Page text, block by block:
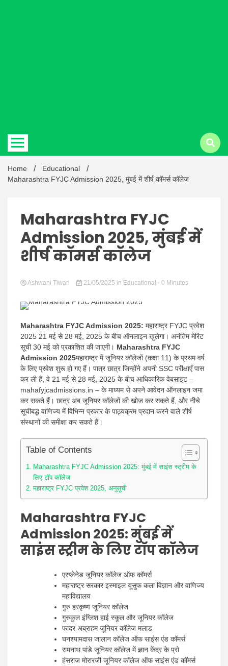
Latest
Hindi
News
Home
Educational
Maharashtra FYJC Admission 2025, मुंबई में शीर्ष कॉमर्स कॉलेज
Maharashtra FYJC
Admission 2025, मुंबई में
शीर्ष कॉमर्स कॉलेज
Ashwani Tiwari 21/05/2025 in Educational - 0 Minutes
Maharashtra FYJC Admission 2025: महाराष्ट्र FYJC प्रवेश
2025 21 मई से 28 मई, 2025 के बीच ऑनलाइन खुलेगा। अनंतिम मेरिट
सूची 30 मई को प्रकाशित की जाएगी। Maharashtra FYJC
Admission 2025महाराष्ट्र में जूनियर कॉलेजों (कक्षा 11) के प्रथम वर्ष
के लिए प्रवेश शुरू हो गए हैं। पात्र छात्र जिन्होंने अपनी SSC परीक्षाएँ पास
कर ली हैं, वे 21 मई से 28 मई, 2025 के बीच आधिकारिक वेबसाइट –
mahafyjcadmissions.in – के माध्यम से अपने आवेदन ऑनलाइन जमा
कर सकते हैं। छात्र अब जूनियर कॉलेजों की खोज कर सकते हैं, और नीचे
सूचीबद्ध वाणिज्य में विभिन्न प्रकार के पाठ्यक्रम प्रदान करने वाले शीर्ष
संस्थानों की समीक्षा कर सकते हैं।
Table of Contents
Maharashtra FYJC Admission 2025: मुंबई में साइंस स्ट्रीम के
लिए टॉप कॉलेज
महाराष्ट्र FYJC प्रवेश 2025, अनुसूची
Maharashtra FYJC
Admission 2025: मुंबई में
साइंस स्ट्रीम के लिए टॉप कॉलेज
एस्प्लेनेड जूनियर कॉलेज ऑफ कॉमर्स
महाराष्ट्र सरकार इस्माइल यूसुफ कला विज्ञान और वाणिज्य
महाविद्यालय
गुरु हरकृष्ण जूनियर कॉलेज
गुरुकुल इंग्लिश हाई स्कूल और जूनियर कॉलेज
फादर अब्राहम जूनियर कॉलेज मलाड
घनश्यामदास जालान कॉलेज ऑफ साइंस एंड कॉमर्स
रामनाथ पांडे जूनियर कॉलेज में ज्ञान केंद्र के प्रो
हंसराज मोरारजी जूनियर कॉलेज ऑफ साइंस एंड कॉमर्स